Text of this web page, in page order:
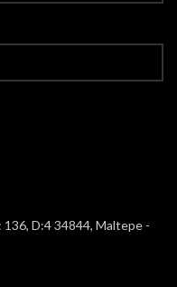
136, D:4 34844, Maltepe -